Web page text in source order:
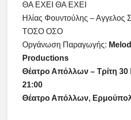
ΘΑ ΕΧΕΙ ΘΑ ΕΧΕΙ
Ηλίας Φουντούλης – Αγγελος
ΤΟΣΟ ΟΣΟ
Οργάνωση Παραγωγής:
Productions
Θέατρο Απόλλων – Τρίτη 30
21:00
Θέατρο Απόλλων,